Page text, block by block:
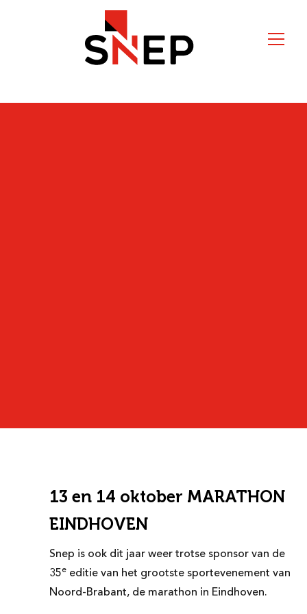
13 en 14 oktober MARATHON
EINDHOVEN
Snep is ook dit jaar weer trotse sponsor van de
35e editie van het grootste sportevenement van
Noord-Brabant, de marathon in Eindhoven.